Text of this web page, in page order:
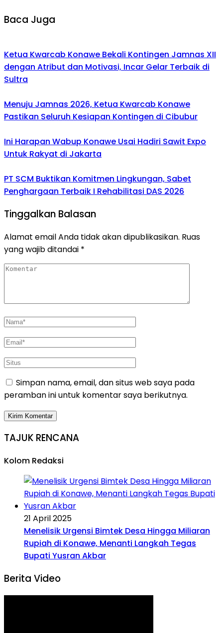
Baca Juga
Ketua Kwarcab Konawe Bekali Kontingen Jamnas XII
dengan Atribut dan Motivasi, Incar Gelar Terbaik di
Sultra
Menuju Jamnas 2026, Ketua Kwarcab Konawe
Pastikan Seluruh Kesiapan Kontingen di Cibubur
Ini Harapan Wabup Konawe Usai Hadiri Sawit Expo
Untuk Rakyat di Jakarta
PT SCM Buktikan Komitmen Lingkungan, Sabet
Penghargaan Terbaik I Rehabilitasi DAS 2026
Tinggalkan Balasan
Alamat email Anda tidak akan dipublikasikan. Ruas
yang wajib ditandai *
Simpan nama, email, dan situs web saya pada
peramban ini untuk komentar saya berikutnya.
TAJUK RENCANA
Kolom Redaksi
21 April 2025
Menelisik Urgensi Bimtek Desa Hingga Miliaran
Rupiah di Konawe, Menanti Langkah Tegas
Bupati Yusran Akbar
Berita Video